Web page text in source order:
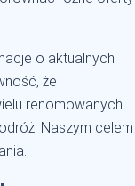
o aktualnych
że
renomowanych
Naszym celem